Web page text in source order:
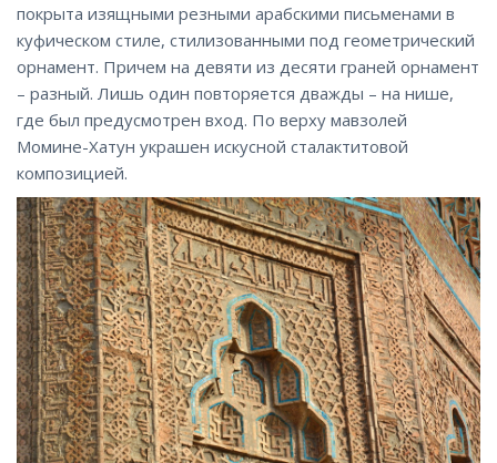
покрыта изящными резными арабскими письменами в
куфическом стиле, стилизованными под геометрический
орнамент. Причем на девяти из десяти граней орнамент
– разный. Лишь один повторяется дважды – на нише,
где был предусмотрен вход. По верху мавзолей
Момине-Хатун украшен искусной сталактитовой
композицией.